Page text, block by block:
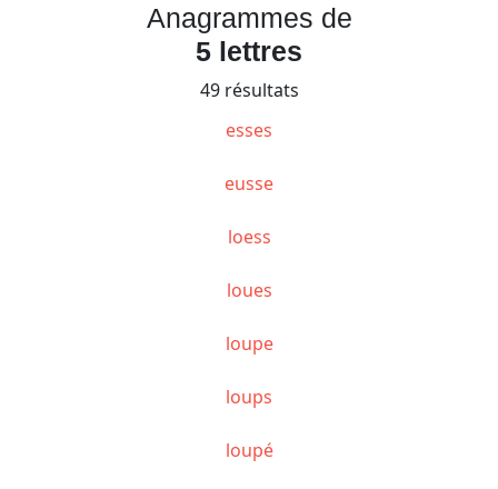
Anagrammes de
5 lettres
49 résultats
esses
eusse
loess
loues
loupe
loups
loupé